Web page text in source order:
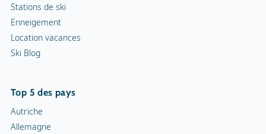
Stations de ski
Enneigement
Location vacances
Ski Blog
Top 5 des pays
Autriche
Allemagne